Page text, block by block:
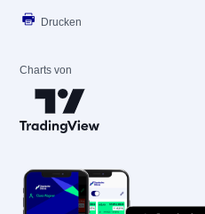
Drucken
Charts von